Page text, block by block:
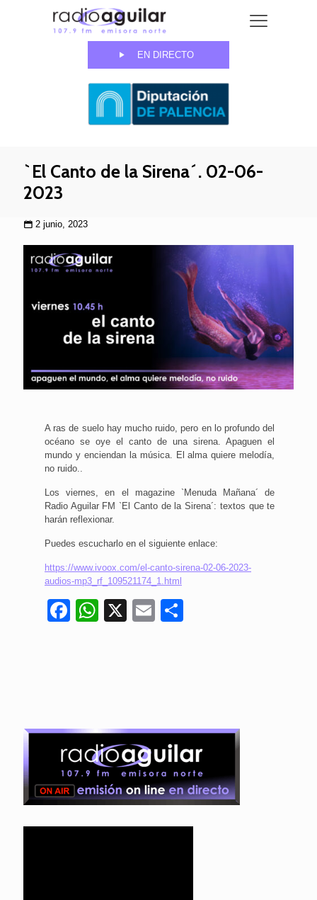
EN DIRECTO
`El Canto de la Sirena´. 02-06-
2023
2 junio, 2023
A ras de suelo hay mucho ruido, pero en lo profundo del
océano se oye el canto de una sirena. Apaguen el
mundo y enciendan la música. El alma quiere melodía,
no ruido..
Los viernes, en el magazine `Menuda Mañana´ de
Radio Aguilar FM `El Canto de la Sirena´: textos que te
harán reflexionar.
Puedes escucharlo en el siguiente enlace:
https://www.ivoox.com/el-canto-sirena-02-06-2023-
audios-mp3_rf_109521174_1.html
Facebook
WhatsApp
X Email